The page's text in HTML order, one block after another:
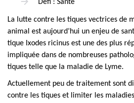
Défi : Santé
La lutte contre les tiques vectrices de
animal est aujourd’hui un enjeu de
tique Ixodes ricinus est une des plus
impliquée dans de nombreuses
tiques telle que la maladie de Lyme.
Actuellement peu de traitement sont
contre les tiques et limiter les